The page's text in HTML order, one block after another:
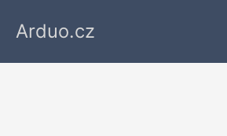
Arduo.cz